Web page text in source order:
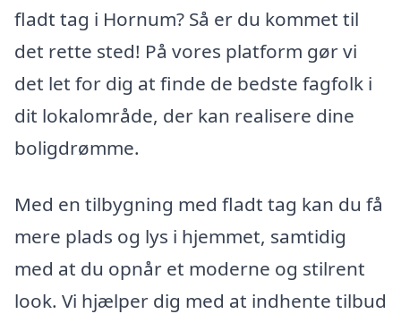
fladt tag i Hornum? Så er du kommet til
det rette sted! På vores platform gør vi
det let for dig at finde de bedste fagfolk i
dit lokalområde, der kan realisere dine
boligdrømme.
Med en tilbygning med fladt tag kan du få
mere plads og lys i hjemmet, samtidig
med at du opnår et moderne og stilrent
look. Vi hjælper dig med at indhente tilbud